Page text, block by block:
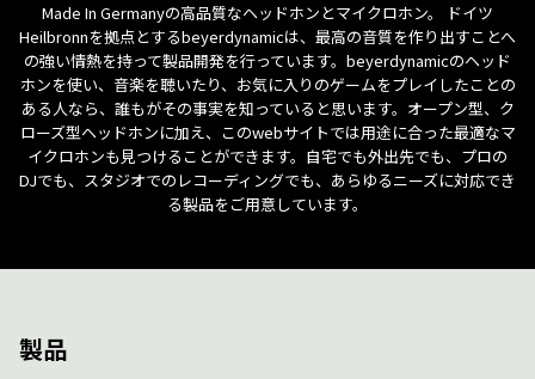
Made In Germanyの高品質なヘッドホンとマイクロホン。 ドイツ
Heilbronnを拠点とするbeyerdynamicは、最高の音質を作り出すことへ
の強い情熱を持って製品開発を行っています。beyerdynamicのヘッド
ホンを使い、音楽を聴いたり、お気に入りのゲームをプレイしたことの
ある人なら、誰もがその事実を知っていると思います。オープン型、ク
ローズ型ヘッドホンに加え、このwebサイトでは用途に合った最適なマ
イクロホンも見つけることができます。自宅でも外出先でも、プロの
DJでも、スタジオでのレコーディングでも、あらゆるニーズに対応でき
る製品をご用意しています。
製品